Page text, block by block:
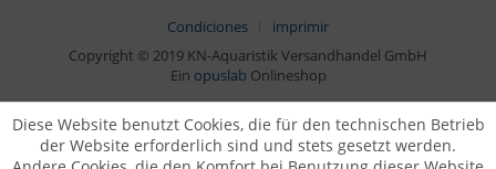
Condiciones
imprimir
Copyright © 2019 KN-Aquaristik Versandhandel GmbH
Ein opuslab Onlineshop
Diese Website benutzt Cookies, die für den technischen Betrieb
der Website erforderlich sind und stets gesetzt werden.